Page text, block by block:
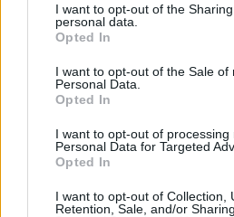
I want to opt-out of the
personal data.
Opted In
I want to opt-out of the Sale of
Personal Data.
Opted In
I want to opt-out of processing
Personal Data for Targeted
Opted In
I want to opt-out of Collection,
Retention, Sale, and/or
B. Petersonas krepšinyje
dešimtmetį. Per tą laiką jis
įvairiapusiškos patirties –
vyriausiasis treneris, tiek
kaip individualių įgūdžių
specialistas. Dirbdamas